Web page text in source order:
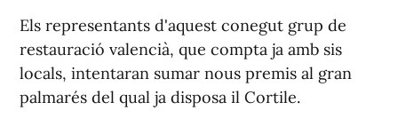
Els representants d'aquest conegut grup de
restauració valencià, que compta ja amb sis
locals, intentaran sumar nous premis al gran
palmarés del qual ja disposa il Cortile.